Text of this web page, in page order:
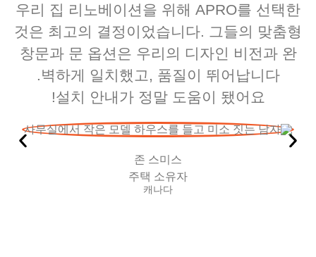
우리 집 리노베이션을 위해 APRO를 선택한
것은 최고의 결정이었습니다. 그들의 맞춤형
창문과 문 옵션은 우리의 디자인 비전과 완
벽하게 일치했고, 품질이 뛰어납니다.
설치 안내가 정말 도움이 됐어요!
존 스미스
주택 소유자
캐나다